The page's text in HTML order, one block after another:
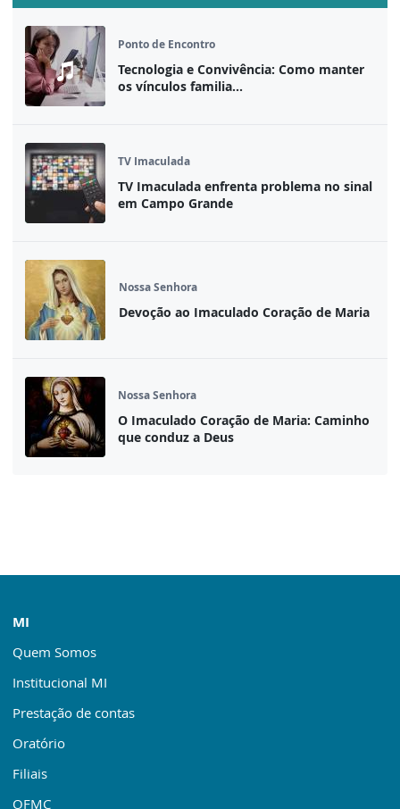
Ponto de Encontro
Tecnologia e Convivência: Como manter
os vínculos familia...
TV Imaculada
TV Imaculada enfrenta problema no sinal
em Campo Grande
Nossa Senhora
Devoção ao Imaculado Coração de Maria
Nossa Senhora
O Imaculado Coração de Maria: Caminho
que conduz a Deus
MI
Quem Somos
Institucional MI
Prestação de contas
Oratório
Filiais
OFMC